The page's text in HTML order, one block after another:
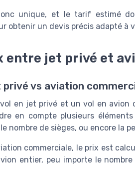
unique, et le tarif estimé
obtenir un devis précis adapté à
entre jet privé et
vs aviation
en jet privé et un vol en avion
en compte plusieurs
nombre de sièges, ou encore la
commerciale, le prix est
entier, peu importe le